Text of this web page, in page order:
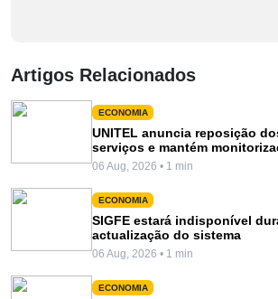
Artigos Relacionados
ECONOMIA
UNITEL anuncia reposição
serviços e mantém
06 Aug, 2026 • 1 min
ECONOMIA
SIGFE estará indisponível
actualização do sistema
06 Aug, 2026 • 1 min
ECONOMIA